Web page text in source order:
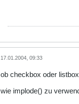
17.01.2004, 09:33
ob checkbox oder
wie implode() zu